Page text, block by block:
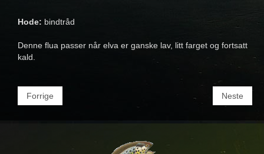
Hode: bindtråd
Denne flua passer når elva er ganske lav, litt farget og fortsatt
kald.
Forrige Neste